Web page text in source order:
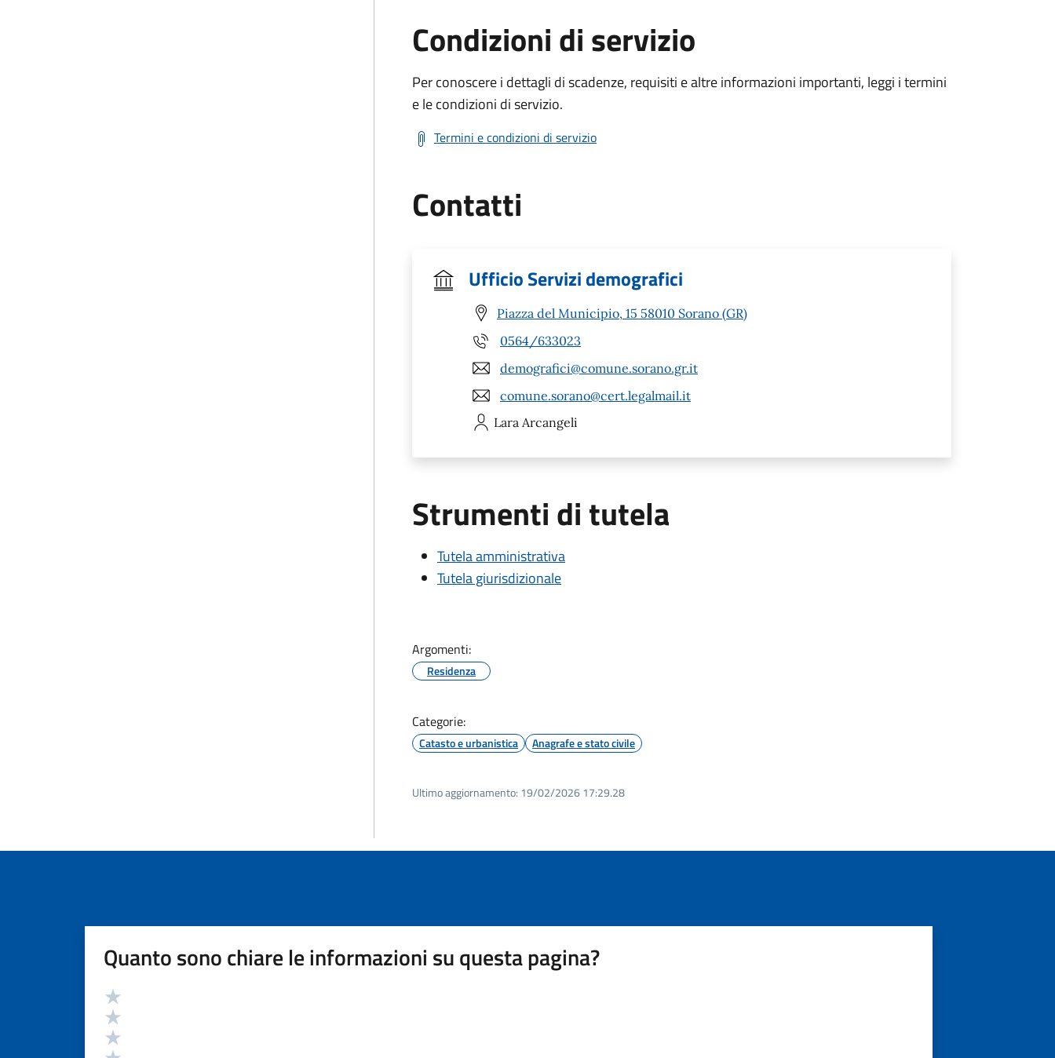
Condizioni di servizio
Per conoscere i dettagli di scadenze, requisiti e altre informazioni importanti, leggi i termini
e le condizioni di servizio.
Termini e condizioni di servizio
Contatti
Ufficio Servizi demografici
Piazza del Municipio, 15 58010 Sorano (GR)
0564/633023
demografici@comune.sorano.gr.it
comune.sorano@cert.legalmail.it
Lara Arcangeli
Strumenti di tutela
Tutela amministrativa
Tutela giurisdizionale
Argomenti:
Residenza
Categorie:
Catasto e urbanistica Anagrafe e stato civile
Ultimo aggiornamento: 19/02/2026 17:29.28
Quanto sono chiare le informazioni su questa pagina?
Valutazione